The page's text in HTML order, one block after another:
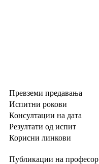
Превземи предавања
Испитни рокови
Консултации на дата
Резултати од испит
Корисни линкови
Публикации на професор